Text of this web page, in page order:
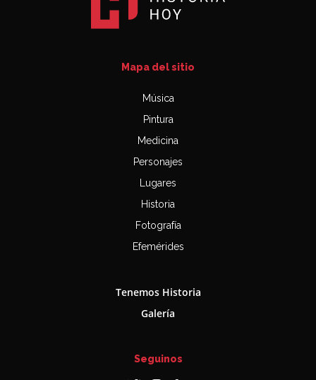
Mapa del sitio
Música
Pintura
Medicina
Personajes
Lugares
Historia
Fotografía
Efemérides
Tenemos Historia
Galería
Seguinos